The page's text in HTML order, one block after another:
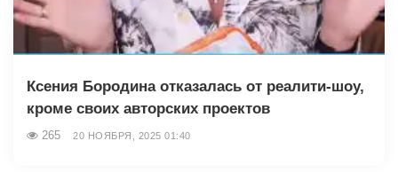
Ксения Бородина отказалась от реалити-шоу,
кроме своих авторских проектов
265 20 НОЯБРЯ, 2025 01:40